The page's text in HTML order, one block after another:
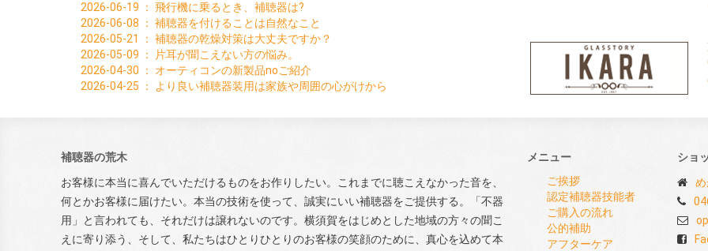
2026-06-19 ： 飛行機に乗るとき、補聴器は?
2026-06-08 ： 補聴器を付けることは自然なこと
2026-05-21
： 補聴器の乾燥対策は大丈夫ですか？
2026-05-09 ：
片耳が聞こえない方の悩み。
2026-04-30 ： オーティコンの新製品noご紹介
2026-04-25 ： より良い補聴器装用は家族や周囲の心がけから
補聴器の荒木
お客様に本当に喜んでいただけるものをお作りしたい。これまでに聴こえなかった音を、
何とかお客様に届けたい。本当の技術を使って、誠実にいい補聴器をご提供する。「不器
用」と言われても、それだけは譲れないのです。横須賀をはじめとした地域の方々の聞こ
えに寄り添う、そして、私たちはひとりひとりのお客様の笑顔のために、真心を込めて本
メニュー
ご挨拶
認定補聴器技能者
ご購入の流れ
公的補助
アフターケア
ショ